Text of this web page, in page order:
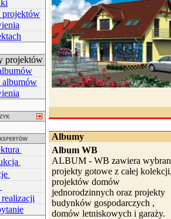
projektów
projektów
albumów
Albumy
Album WB
ALBUM - WB zawiera
projekty gotowe z całej
projektów domów
jednorodzinnych oraz projekty
budynków gospodarczych ,
domów letniskowych i garaży.